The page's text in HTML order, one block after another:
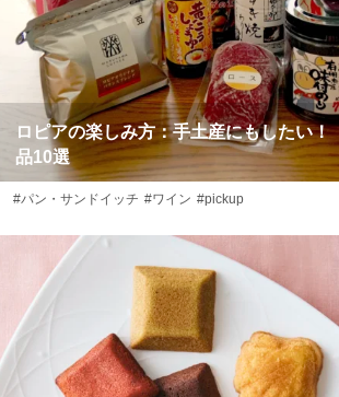
ロピアの楽しみ方：手土産にもしたい
品10選
#パン・サンドイッチ #ワイン #pickup